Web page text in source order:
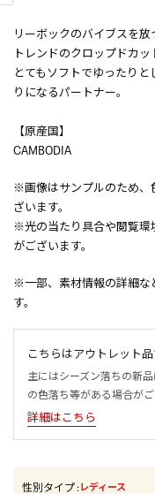
リーボックのバイブスを放
トレンドのクロップドカッ
とてもソフトでゆったり
りになるパートナー。
【原産国】
CAMBODIA
※画像はサンプルのため、
ざいます。
※光の当たり具合や閲覧環
がございます。
※一部、素材情報の詳細な
す。
こちらはアウトレット品
主にはシーズン落ちの新
の色落ち等がある場合が
詳細はこちら
性別タイプ:レディース